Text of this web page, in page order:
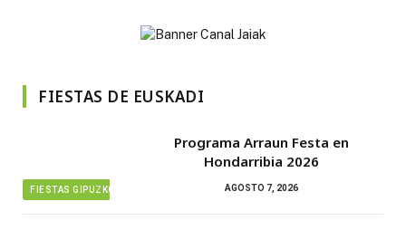
FIESTAS DE EUSKADI
FIESTAS GIPUZKOA
Programa Arraun Festa en
Hondarribia 2026
AGOSTO 7, 2026